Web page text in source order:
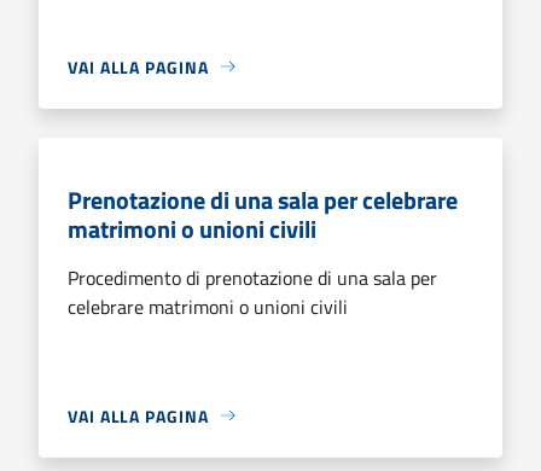
VAI ALLA PAGINA
Prenotazione di una sala per celebrare
matrimoni o unioni civili
Procedimento di prenotazione di una sala per
celebrare matrimoni o unioni civili
VAI ALLA PAGINA